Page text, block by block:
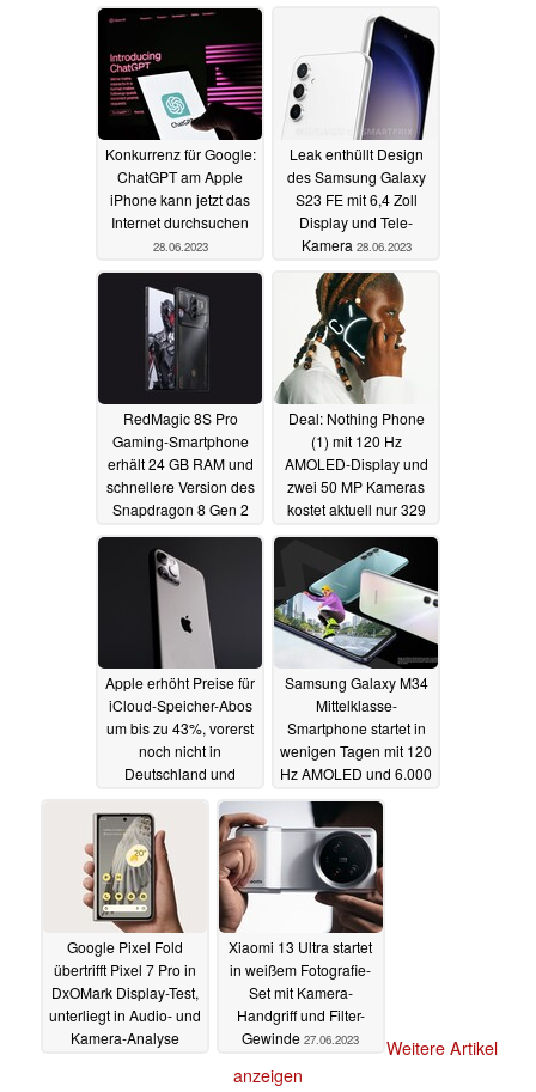
30.06.2023
Konkurrenz für Google:
ChatGPT am Apple
iPhone kann jetzt das
Internet durchsuchen
28.06.2023
Leak enthüllt Design
des Samsung Galaxy
S23 FE mit 6,4 Zoll
Display und Tele-
Kamera 28.06.2023
RedMagic 8S Pro
Gaming-Smartphone
erhält 24 GB RAM und
schnellere Version des
Snapdragon 8 Gen 2
27.06.2023
Deal: Nothing Phone
(1) mit 120 Hz
AMOLED-Display und
zwei 50 MP Kameras
kostet aktuell nur 329
Euro27.06.2023
Apple erhöht Preise für
iCloud-Speicher-Abos
um bis zu 43%, vorerst
noch nicht in
Deutschland und
Österreich27.06.2023
Samsung Galaxy M34
Mittelklasse-
Smartphone startet in
wenigen Tagen mit 120
Hz AMOLED und 6.000
mAh Akku27.06.2023
Google Pixel Fold
übertrifft Pixel 7 Pro in
DxOMark Display-Test,
unterliegt in Audio- und
Kamera-Analyse
Xiaomi 13 Ultra startet
in weißem Fotografie-
Set mit Kamera-
Handgriff und Filter-
Gewinde 27.06.2023
Weitere Artikel
anzeigen